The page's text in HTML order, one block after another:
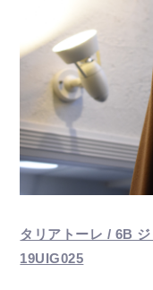
タリアトーレ / 6B
19UIG025